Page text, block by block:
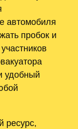
автомобиля
пробок и
удобный
ресурс,